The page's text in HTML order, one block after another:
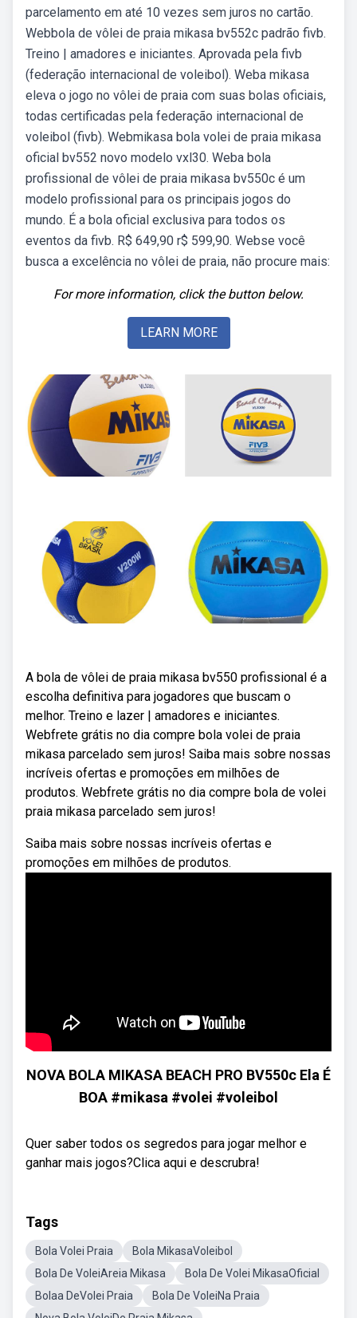
parcelamento em até 10 vezes sem juros no cartão.
Webbola de vôlei de praia mikasa bv552c padrão fivb.
Treino | amadores e iniciantes. Aprovada pela fivb
(federação internacional de voleibol). Weba mikasa
eleva o jogo no vôlei de praia com suas bolas oficiais,
todas certificadas pela federação internacional de
voleibol (fivb). Webmikasa bola volei de praia mikasa
oficial bv552 novo modelo vxl30. Weba bola
profissional de vôlei de praia mikasa bv550c é um
modelo profissional para os principais jogos do
mundo. É a bola oficial exclusiva para todos os
eventos da fivb. R$ 649,90 r$ 599,90. Webse você
busca a excelência no vôlei de praia, não procure mais:
For more information, click the button below.
LEARN MORE
A bola de vôlei de praia mikasa bv550 profissional é a
escolha definitiva para jogadores que buscam o
melhor. Treino e lazer | amadores e iniciantes.
Webfrete grátis no dia compre bola volei de praia
mikasa parcelado sem juros! Saiba mais sobre nossas
incríveis ofertas e promoções em milhões de
produtos. Webfrete grátis no dia compre bola de volei
praia mikasa parcelado sem juros!
Saiba mais sobre nossas incríveis ofertas e
promoções em milhões de produtos.
NOVA BOLA MIKASA BEACH PRO BV550c Ela É
BOA #mikasa #volei #voleibol
Quer saber todos os segredos para jogar melhor e
ganhar mais jogos?Clica aqui e descrubra!
Tags
Bola Volei Praia
Bola MikasaVoleibol
Bola De VoleiAreia Mikasa
Bola De Volei MikasaOficial
Bolaa DeVolei Praia
Bola De VoleiNa Praia